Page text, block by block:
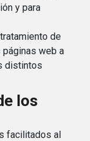
y para
de
web a
distintos
los
facilitados al